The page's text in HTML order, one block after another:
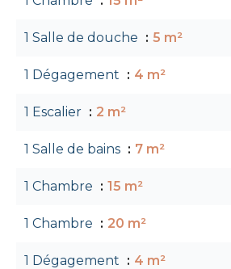
1 Salle de douche 5 m²
1 Dégagement 4 m²
1 Escalier 2 m²
1 Salle de bains 7 m²
1 Chambre 15 m²
1 Chambre 20 m²
1 Dégagement 4 m²